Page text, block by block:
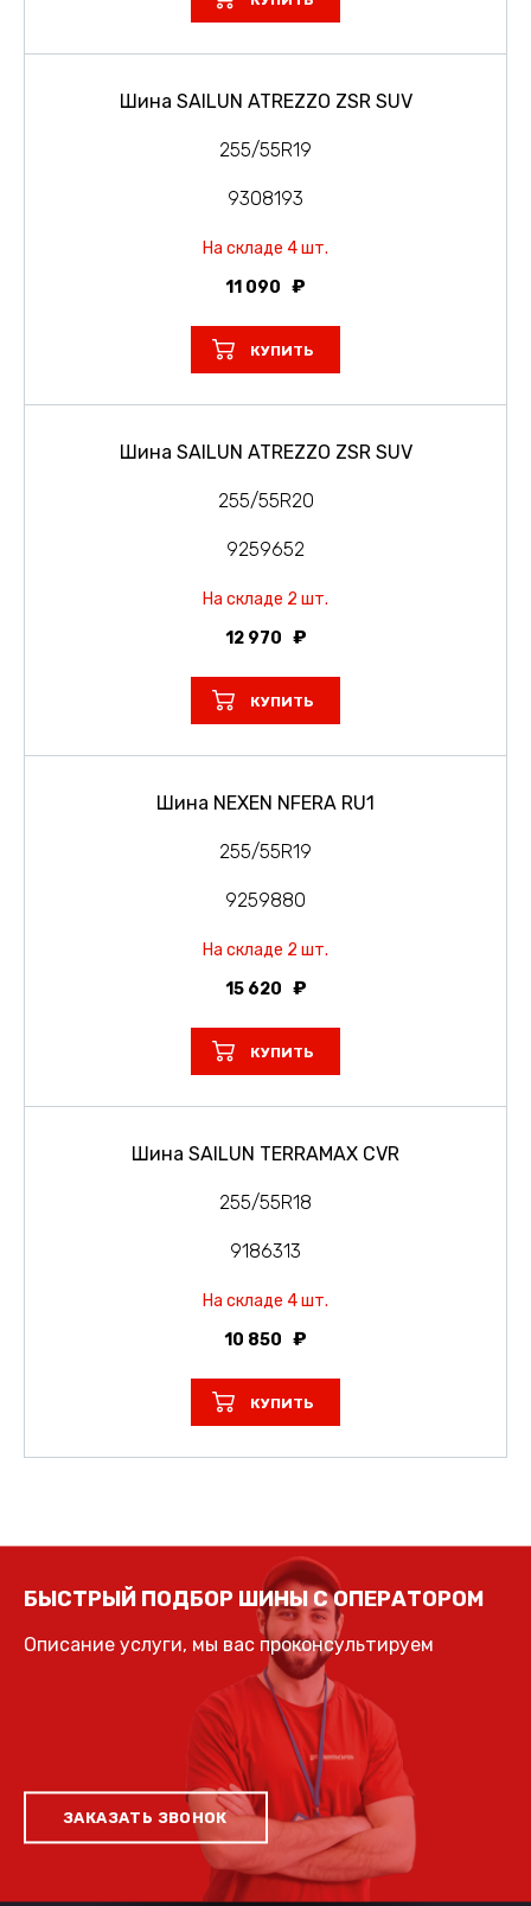
Шина SAILUN ATREZZO ZSR SUV
255/55R19
9308193
На складе 4 шт.
11 090
КУПИТЬ
Шина SAILUN ATREZZO ZSR SUV
255/55R20
9259652
На складе 2 шт.
12 970
КУПИТЬ
Шина NEXEN NFERA RU1
255/55R19
9259880
На складе 2 шт.
15 620
КУПИТЬ
Шина SAILUN TERRAMAX CVR
255/55R18
9186313
На складе 4 шт.
10 850
КУПИТЬ
БЫСТРЫЙ ПОДБОР ШИНЫ С ОПЕРАТОРОМ
Описание услуги, мы вас проконсультируем
ЗАКАЗАТЬ ЗВОНОК